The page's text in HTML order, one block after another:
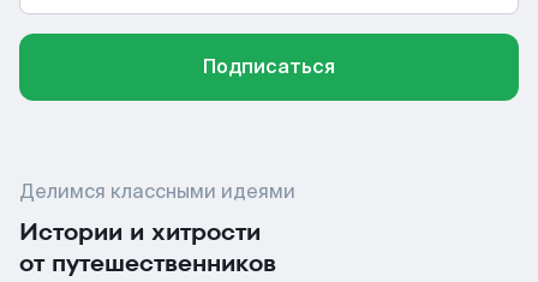
Подписаться
Делимся классными идеями
Истории и хитрости
от путешественников